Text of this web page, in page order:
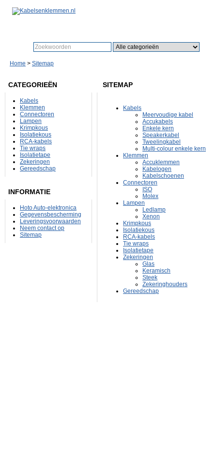
Home > Sitemap
CATEGORIEËN
Kabels
Klemmen
Connectoren
Lampen
Krimpkous
Isolatiekous
RCA-kabels
Tie wraps
Isolatietape
Zekeringen
Gereedschap
INFORMATIE
Hoto Auto-elektronica
Gegevensbescherming
Leveringsvoorwaarden
Neem contact op
Sitemap
SITEMAP
Kabels
Meervoudige kabel
Accukabels
Enkele kern
Speakerkabel
Tweelingkabel
Multi-colour enkele kern
Klemmen
Accuklemmen
Kabelogen
Kabelschoenen
Connectoren
ISO
Molex
Lampen
Ledlamp
Xenon
Krimpkous
Isolatiekous
RCA-kabels
Tie wraps
Isolatietape
Zekeringen
Glas
Keramisch
Steek
Zekeringhouders
Gereedschap